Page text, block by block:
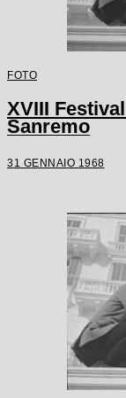
FOTO
XVIII
Sanremo
31 GENNAIO 1968